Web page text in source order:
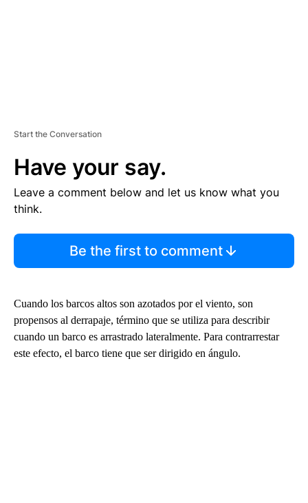
Start the Conversation
Have your say.
Leave a comment below and let us know what you
think.
Be the first to comment
Cuando los barcos altos son azotados por el viento, son
propensos al derrapaje, término que se utiliza para describir
cuando un barco es arrastrado lateralmente. Para contrarrestar
este efecto, el barco tiene que ser dirigido en ángulo.